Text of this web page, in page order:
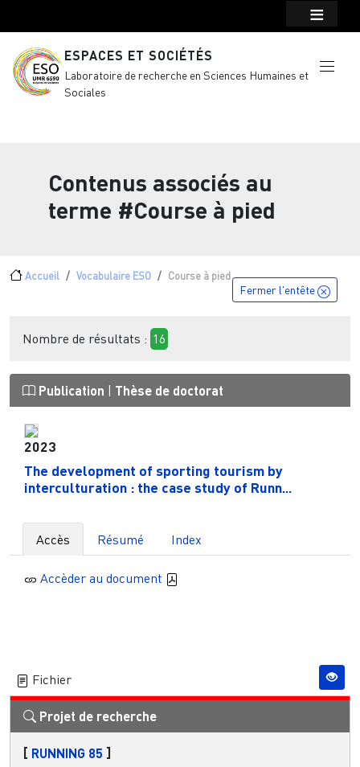
ESPACES ET SOCIÉTÉS
Laboratoire de recherche en Sciences Humaines et
Sociales
Contenus associés au
terme #Course à pied
Fil d'Ariane
Accueil Vocabulaire ESO Course à pied
Fermer l'entête
Nombre de résultats : 16
Publication Thèse de doctorat
2023
The development of sporting tourism by
interculturation : the case study of Runn...
Accès Résumé Index
Accèder au document
Fichier
Projet de recherche
[ RUNNING 85 ]